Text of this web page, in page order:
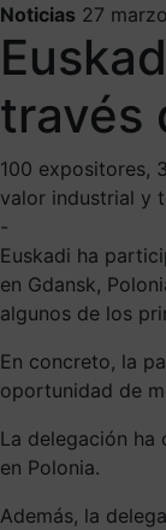
Noticias 27
través
100 expositores,
valor industrial y
-
Euskadi ha
en Gdansk,
algunos de los
En concreto, la
oportunidad de
La delegación
en Polonia.
Además, la